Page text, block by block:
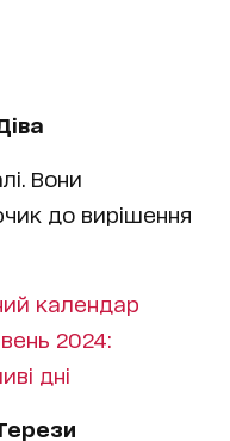
Вони
до вирішення
календар
2024:
дні